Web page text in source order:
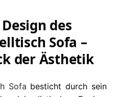
des
Sofa –
der Ästhetik
Sofa besticht durch sein